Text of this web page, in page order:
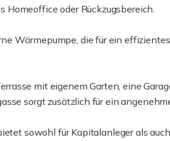
oder Rückzugsbereich.
Wärmepumpe, die für ein
mit eigenem Garten, eine
sorgt zusätzlich für ein
sowohl für Kapitalanleger als